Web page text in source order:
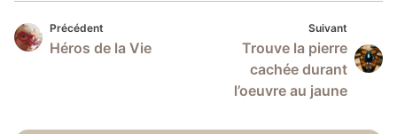
Navigation
Précédent
Héros de la Vie
Suivant
Trouve la pierre
cachée durant
l’oeuvre au jaune